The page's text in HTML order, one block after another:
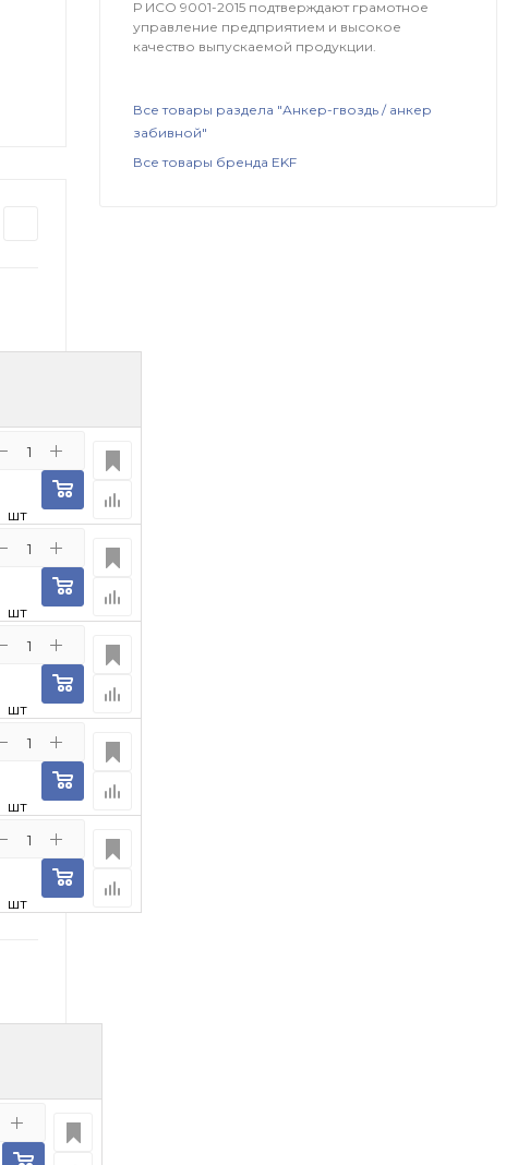
шт
шт
шт
шт
шт
Р ИСО 9001-2015 подтверждают грамотное
управление предприятием и высокое
качество выпускаемой продукции.
Все товары раздела "Анкер-гвоздь / анкер
забивной"
Все товары бренда EKF